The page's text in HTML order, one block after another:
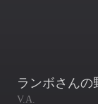
ランボさんの
V.A.